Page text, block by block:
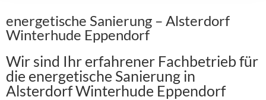
energetische Sanierung – Alsterdorf
Winterhude Eppendorf
Wir sind Ihr erfahrener Fachbetrieb für
die energetische Sanierung in
Alsterdorf Winterhude Eppendorf